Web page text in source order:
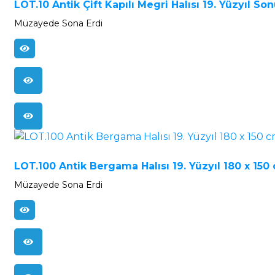
LOT.10 Antik Çift Kapılı Megri Halısı 19. Yüzyıl
Müzayede Sona Erdi
LOT.100 Antik Bergama Halısı 19. Yüzyıl 180 x 150
Müzayede Sona Erdi